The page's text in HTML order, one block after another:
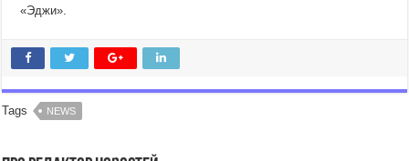
«Эджи».
Tags NEWS